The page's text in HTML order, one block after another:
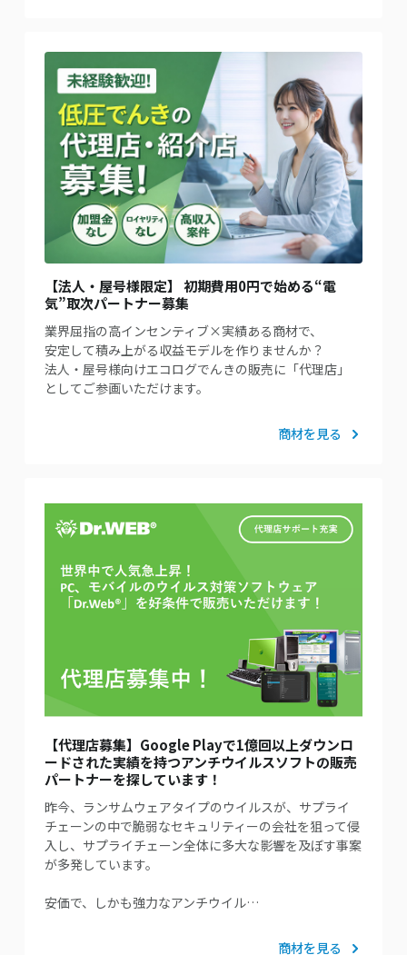
【法人・屋号様限定】 初期費用0円で始める“電
気”取次パートナー募集
業界屈指の高インセンティブ×実績ある商材で、
安定して積み上がる収益モデルを作りませんか？
法人・屋号様向けエコログでんきの販売に「代理店」
としてご参画いただけます。
商材を見る
【代理店募集】Google Playで1億回以上ダウンロ
ードされた実績を持つアンチウイルスソフトの販売
パートナーを探しています！
昨今、ランサムウェアタイプのウイルスが、サプライ
チェーンの中で脆弱なセキュリティーの会社を狙って侵
入し、サプライチェーン全体に多大な影響を及ぼす事案
が多発しています。
安価で、しかも強力なアンチウイル…
商材を見る